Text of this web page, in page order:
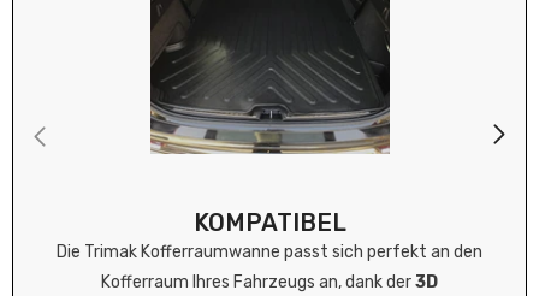
KOMPATIBEL
Die Trimak Kofferraumwanne passt sich perfekt an den
Kofferraum Ihres Fahrzeugs an, dank der3D